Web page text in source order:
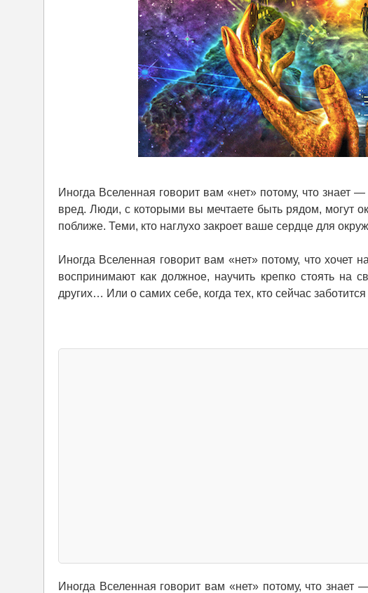
Иногда Вселенная говорит вам «нет» потому, что знает
вред. Люди, с которыми вы мечтаете быть рядом, могут
поближе. Теми, кто наглухо закроет ваше сердце для
Иногда Вселенная говорит вам «нет» потому, что хочет
воспринимают как должное, научить крепко стоять на
других… Или о самих себе, когда тех, кто сейчас
Иногда Вселенная говорит вам «нет» потому, что